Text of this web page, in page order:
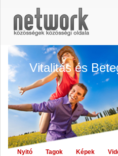
Vitalitás és
Nyitó Tagok Képek